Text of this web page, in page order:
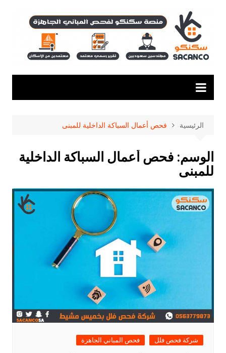
المحتوى
الرئيسية فحص أعمال السباكة الداخلية للمبنى
الوسم: فحص أعمال السباكة الداخلية
للمبنى
شركة فحص فلل فحص المباني الجاهزة